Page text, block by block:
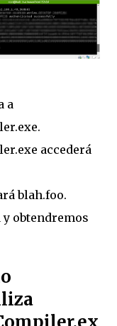
a
accederá
blah.foo.
obtendremos